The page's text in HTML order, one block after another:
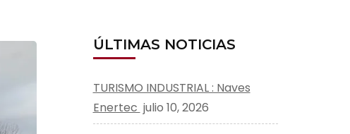
ÚLTIMAS NOTICIAS
TURISMO INDUSTRIAL : Naves
Enertec julio 10, 2026